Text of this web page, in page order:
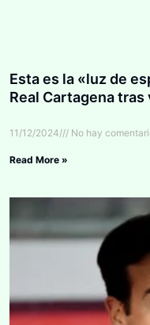
Esta es la «luz de
Real Cartagena
11/12/2024 No hay
Read More »